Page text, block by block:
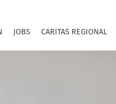
JOBS CARITAS REGIONAL